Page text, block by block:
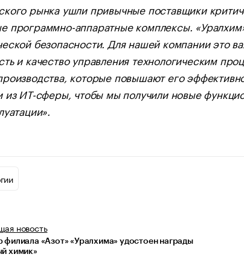
рынка ушли привычные поставщики
программно-аппаратные комплексы.
безопасности. Для нашей компании это
и качество управления технологическим
которые повышают его
из ИТ-сферы, чтобы мы получили новые
новость
филиала «Азот» «Уралхима» удостоен награды
химик»